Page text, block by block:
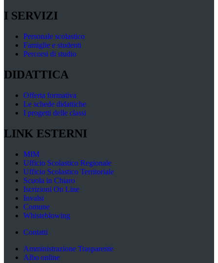
I SERVIZI
Personale scolastico
Famiglie e studenti
Percorsi di studio
DIDATTICA
Offerta formativa
Le schede didattiche
I progetti delle classi
LINK ESTERNI
MIM
Ufficio Scolastico Regionale
Ufficio Scolastico Territoriale
Scuola in Chiaro
Iscrizioni On Line
Invalsi
Comune
Whisteblowing
Contatti
Amministrazione Trasparente
Albo online